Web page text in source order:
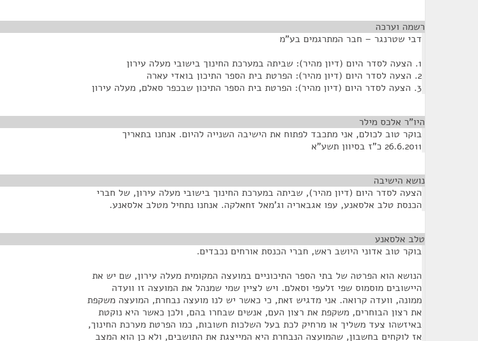
רשמה וערכה
דבי שטרנגר – חבר המתרגמים בע"מ
1. הצעה לסדר היום (דיון מהיר): שביתה במערכת החינוך בישובי מעלה עירון
2. הצעה לסדר היום (דיון מהיר): הפרטת בית הספר התיכון בואדי עארה
3. הצעה לסדר היום (דיון מהיר): הפרטת בית הספר התיכון שבכפר סאלם, מעלה עירון
היו"ר אלכס מילר
בוקר טוב לכולם, אני מתכבד לפתוח את הישיבה השנייה להיום. אנחנו בתאריך
26.6.2011 כ"ז בסיוון תשע"א
נושא הישיבה
הצעה לסדר היום (דיון מהיר), שביתה במערכת החינוך בישובי מעלה עירון, של חברי
הכנסת טלב אלסאנע, עפו אגבאריה וג'מאל זחאלקה. אנחנו נתחיל מטלב אלסאנע.
טלב אלסאנע
בוקר טוב אדוני היושב ראש, חברי הכנסת אורחים נכבדים.
הנושא הוא הפרטה של בתי הספר התיכוניים במועצה המקומית מעלה עירון, שם יש את
היישובים מוסמוס שפי זלעפי וסאלם. ויש לציין שמי שמנהל את המועצה זו וועדה
ממונה, וועדה קרואה. אני מדגיש זאת, כי כאשר יש לנו מועצה נבחרת, המועצה משקפת
את רצון הבוחרים, משקפת את רצון העם, אנשים שבחרו בהם, ולכן כאשר היא נוקטת
באיזשהו צעד משליך או מרחיק לכת בעל השלכות חשובות, כמו הפרטת מערכת החינוך,
אז לוקחים בחשבון, שהמועצה הנבחרת היא המייצגת את התושבים, ולא כן הוא המצב